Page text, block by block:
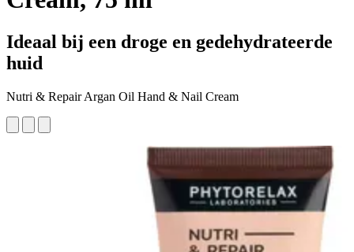
Ideaal bij een droge en gedehydrateerde
huid
Nutri & Repair Argan Oil Hand & Nail Cream